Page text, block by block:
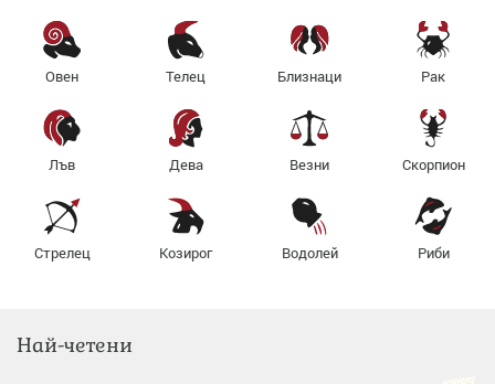
Овен Телец Близнаци Рак
Лъв Дева Везни Скорпион
Стрелец Козирог Водолей Риби
Най-четени